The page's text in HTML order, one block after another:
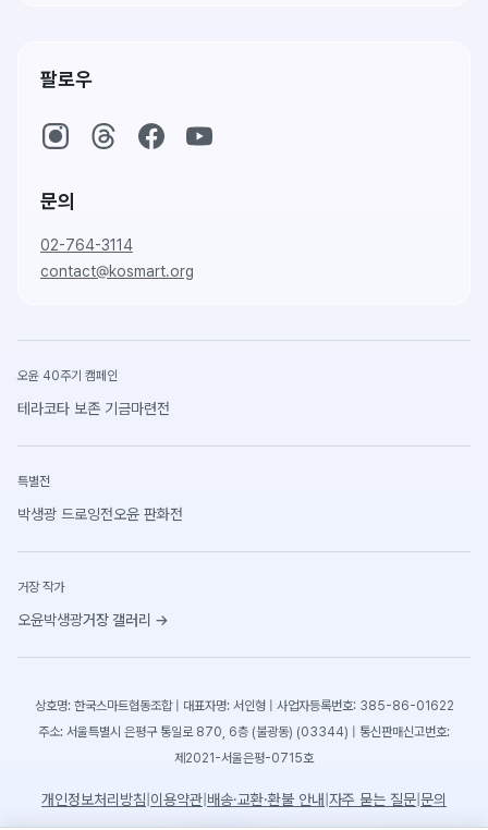
팔로우
문의
02-764-3114
contact@kosmart.org
오윤 40주기 캠페인
테라코타 보존 기금마련전
특별전
박생광 드로잉전오윤 판화전
거장 작가
오윤박생광거장 갤러리 →
상호명: 한국스마트협동조합 | 대표자명: 서인형 | 사업자등록번호: 385-86-01622
주소: 서울특별시 은평구 통일로 870, 6층 (불광동) (03344) | 통신판매신고번호:
제2021-서울은평-0715호
개인정보처리방침 이용약관 배송·교환·환불 안내 자주 묻는 질문 문의